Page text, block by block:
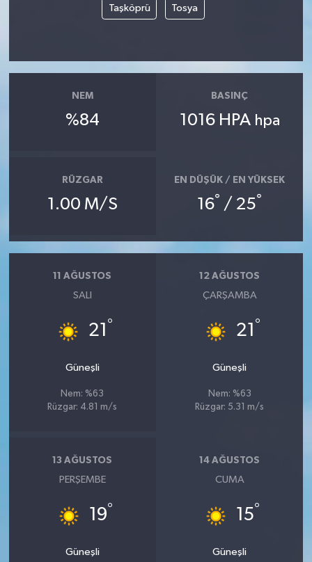
Taşköprü Tosya
NEM
%84
BASINÇ
1016 HPA hpa
RÜZGAR
1.00 M/S
EN DÜŞÜK / EN YÜKSEK
16° / 25°
11 AĞUSTOS
SALI
21 °
Güneşli
Nem: %63
Rüzgar: 4.81 m/s
12 AĞUSTOS
ÇARŞAMBA
21 °
Güneşli
Nem: %63
Rüzgar: 5.31 m/s
13 AĞUSTOS
PERŞEMBE
19°
Güneşli
14 AĞUSTOS
CUMA
15°
Güneşli